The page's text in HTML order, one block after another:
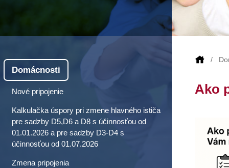
Domácnosti
Nové pripojenie
Kalkulačka úspory pri zmene hlavného ističa
pre sadzby D5,D6 a D8 s účinnosťou od
01.01.2026 a pre sadzby D3-D4 s
účinnosťou od 01.07.2026
Zmena pripojenia
Ako